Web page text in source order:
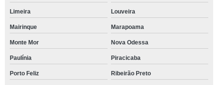
Limeira Louveira
Mairinque Marapoama
Monte Mor Nova Odessa
Paulínia Piracicaba
Porto Feliz Ribeirão Preto